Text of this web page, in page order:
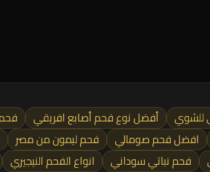
للشوي أفضل نوع فحم أصابع افريقي
افضل فحم صومالي فحم ليمون من مصر
فحم نباتي سوداني انواع الفحم النيجيري